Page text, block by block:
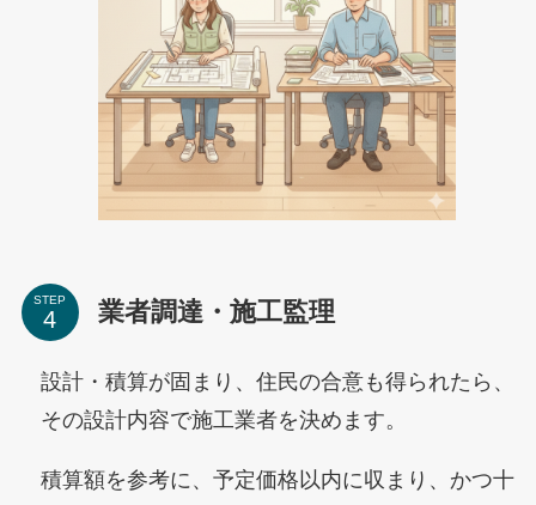
STEP 業者調達・施工監理
設計・積算が固まり、住民の合意も得られたら、
その設計内容で施工業者を決めます。
積算額を参考に、予定価格以内に収まり、かつ十